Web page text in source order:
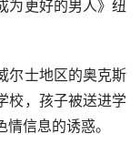
为更好的男人》纽
尔士地区的奥克斯
校，孩子被送进学
信息的诱惑。